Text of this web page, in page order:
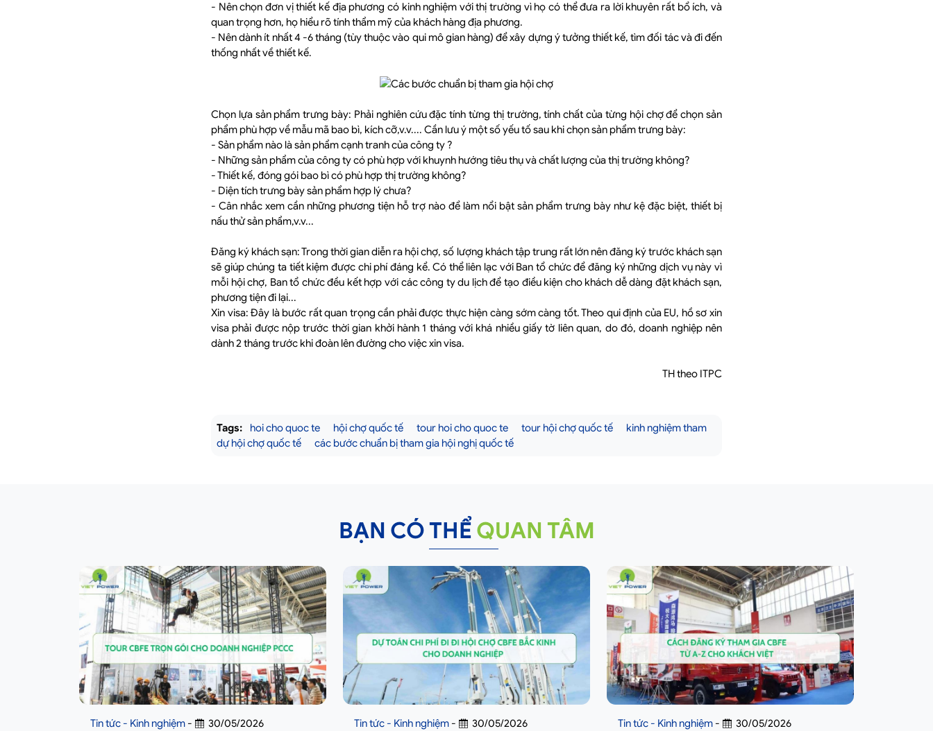
- Nên chọn đơn vị thiết kế địa phương có kinh nghiệm với thị trường vì họ có thể đưa ra lời khuyên rất bổ ích, và
quan trọng hơn, họ hiểu rõ tính thẩm mỹ của khách hàng địa phương.
- Nên dành ít nhất 4 -6 tháng (tùy thuộc vào qui mô gian hàng) để xây dựng ý tưởng thiết kế, tìm đối tác và đi đến
thống nhất về thiết kế.
Chọn lựa sản phẩm trưng bày: Phải nghiên cứu đặc tính từng thị trường, tính chất của từng hội chợ để chọn sản
phẩm phù hợp về mẫu mã bao bì, kích cỡ,v.v.... Cần lưu ý một số yếu tố sau khi chọn sản phẩm trưng bày:
- Sản phẩm nào là sản phẩm cạnh tranh của công ty ?
- Những sản phẩm của công ty có phù hợp với khuynh hướng tiêu thụ và chất lượng của thị trường không?
- Thiết kế, đóng gói bao bì có phù hợp thị trường không?
- Diện tích trưng bày sản phẩm hợp lý chưa?
- Cân nhắc xem cần những phương tiện hỗ trợ nào để làm nổi bật sản phẩm trưng bày như kệ đặc biệt, thiết bị
nấu thử sản phẩm,v.v...
Đăng ký khách sạn: Trong thời gian diễn ra hội chợ, số lượng khách tập trung rất lớn nên đăng ký trước khách sạn
sẽ giúp chúng ta tiết kiệm được chi phí đáng kể. Có thể liên lạc với Ban tổ chức để đăng ký những dịch vụ này vì
mỗi hội chợ, Ban tổ chức đều kết hợp với các công ty du lịch để tạo điều kiện cho khách dễ dàng đặt khách sạn,
phương tiện đi lại...
Xin visa: Đây là bước rất quan trọng cần phải được thực hiện càng sớm càng tốt. Theo qui định của EU, hồ sơ xin
visa phải được nộp trước thời gian khởi hành 1 tháng với khá nhiều giấy tờ liên quan, do đó, doanh nghiệp nên
dành 2 tháng trước khi đoàn lên đường cho việc xin visa.
TH theo ITPC
Tags: hoi cho quoc te hội chợ quốc tế tour hoi cho quoc te tour hội chợ quốc tế
kinh nghiệm tham
dự hội chợ quốc tế
các bước chuẩn bị tham gia hội nghị quốc tế
BẠN CÓ THỂ QUAN TÂM
Tin tức - Kinh nghiệm - 30/05/2026 Tin tức - Kinh nghiệm - 30/05/2026 Tin tức - Kinh nghiệm - 30/05/2026